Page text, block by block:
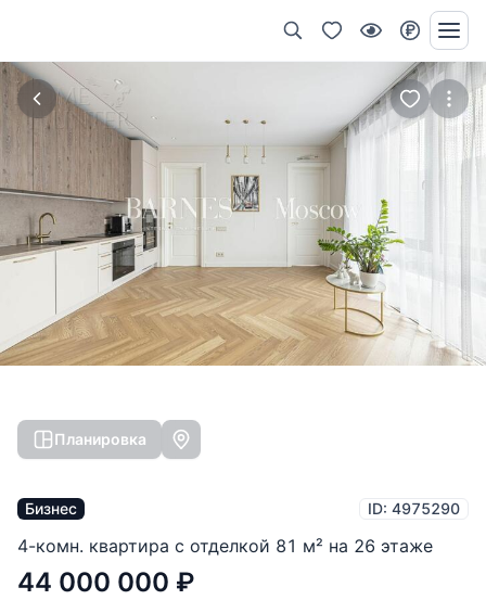
Планировка
Бизнес ID: 4975290
4-комн. квартира с отделкой 81 м² на 26 этаже
44 000 000 ₽